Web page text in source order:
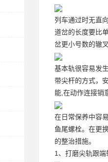
列车通过时无直
道岔的长度要比
岔更小号数的辙
基本轨很容易发
带尖杆的方式，
能,在动作连接销
在日常保养中容
鱼尾螺栓。在更
的整治措施。
1、打磨尖轨跟